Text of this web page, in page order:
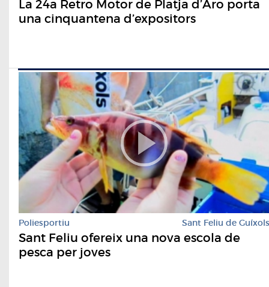
La 24a Retro Motor de Platja d’Aro porta
una cinquantena d’expositors
Poliesportiu Sant Feliu de Guíxols
Sant Feliu ofereix una nova escola de
pesca per joves